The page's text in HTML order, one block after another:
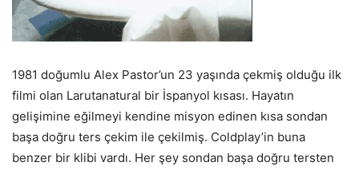
1981 doğumlu Alex Pastor’un 23 yaşında çekmiş olduğu ilk
filmi olan Larutanatural bir İspanyol kısası. Hayatın
gelişimine eğilmeyi kendine misyon edinen kısa sondan
başa doğru ters çekim ile çekilmiş. Coldplay’in buna
benzer bir klibi vardı. Her şey sondan başa doğru tersten